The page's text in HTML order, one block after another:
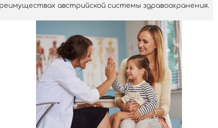
австрийской системы здравоохранения.